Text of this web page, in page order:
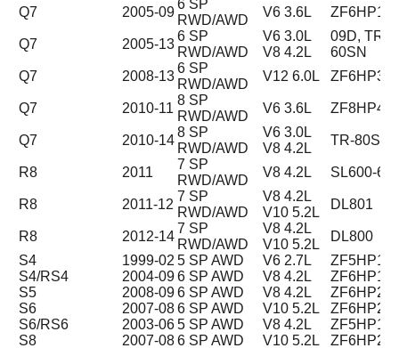
Q7 2005-09
6 SP
RWD/AWD
V6 3.6L
Q7 2005-13
6 SP
RWD/AWD
V6 3.0L
V8 4.2L
09D, TR-
60SN
Q7
2008-13
6 SP
RWD/AWD
V12 6.0L ZF6HP32
Q7 2010-11
8 SP
RWD/AWD
V6 3.6L ZF8HP45
Q7 2010-14
8 SP
RWD/AWD
V6 3.0L
V8 4.2L
TR-80SD
R8 2011
7 SP
RWD/AWD
V8 4.2L SL600-6A
R8 2011-12
7 SP
RWD/AWD
V8 4.2L
V10 5.2L
DL801
R8 2012-14
7 SP
RWD/AWD
V8 4.2L
V10 5.2L
DL800
S4
1999-02 5 SP AWD V6 2.7L
S4/RS4
2004-096 SP AWD V8 4.2L
S5
2008-096 SP AWD V8 4.2L
S6
2007-086 SP AWD V10 5.2L
S6/RS6
2003-065 SP AWD V8 4.2L
ZF5HP19
S8
2007-086 SP AWD V10 5.2L